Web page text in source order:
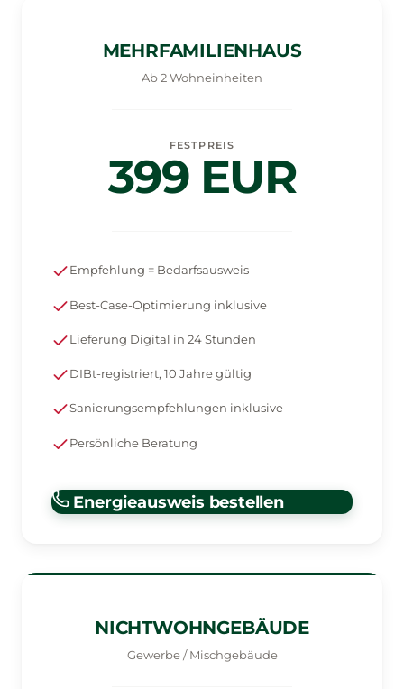
MEHRFAMILIENHAUS
Ab 2 Wohneinheiten
FESTPREIS
399 EUR
Empfehlung = Bedarfsausweis
Best-Case-Optimierung inklusive
Lieferung Digital in 24 Stunden
DIBt-registriert, 10 Jahre gültig
Sanierungsempfehlungen inklusive
Persönliche Beratung
Energieausweis bestellen
NICHTWOHNGEBÄUDE
Gewerbe / Mischgebäude